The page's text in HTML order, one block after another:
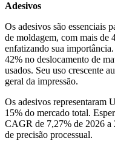
Adesivos
Os adesivos são essenciais
de moldagem, com mais de
enfatizando sua
42% no deslocamento de
usados. Seu uso crescente
geral da impressão.
Os adesivos representaram
15% do mercado total.
CAGR de 7,27% de 2026 a
de precisão processual.